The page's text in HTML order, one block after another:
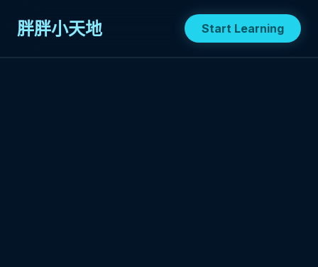
胖胖小天地 Start Learning